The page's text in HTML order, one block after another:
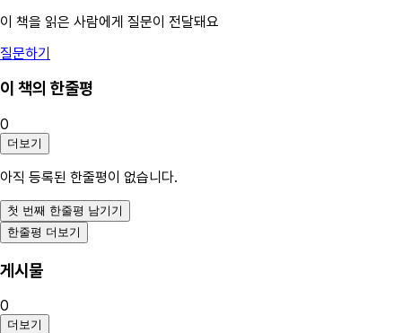
이 책을 읽은 사람에게 질문이 전달돼요
질문하기
이 책의 한줄평
0
더보기
아직 등록된 한줄평이 없습니다.
첫 번째 한줄평 남기기
한줄평 더보기
게시물
0
더보기